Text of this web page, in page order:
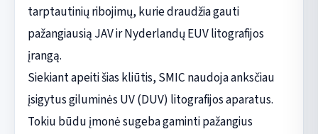
tarptautinių ribojimų, kurie draudžia gauti
pažangiausią JAV ir Nyderlandų EUV litografijos
įrangą.
Siekiant apeiti šias kliūtis, SMIC naudoja anksčiau
įsigytus giluminės UV (DUV) litografijos aparatus.
Tokiu būdu įmonė sugeba gaminti pažangius